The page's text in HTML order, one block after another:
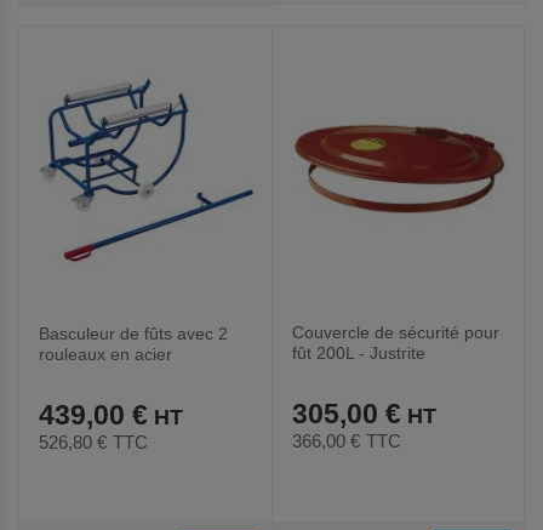
Basculeur de fûts avec 2
rouleaux en acier
439,00 €
526,80 € TTC
Couvercle de sécurité pour
fût 200L - Justrite
305,00 €
366,00 € TTC